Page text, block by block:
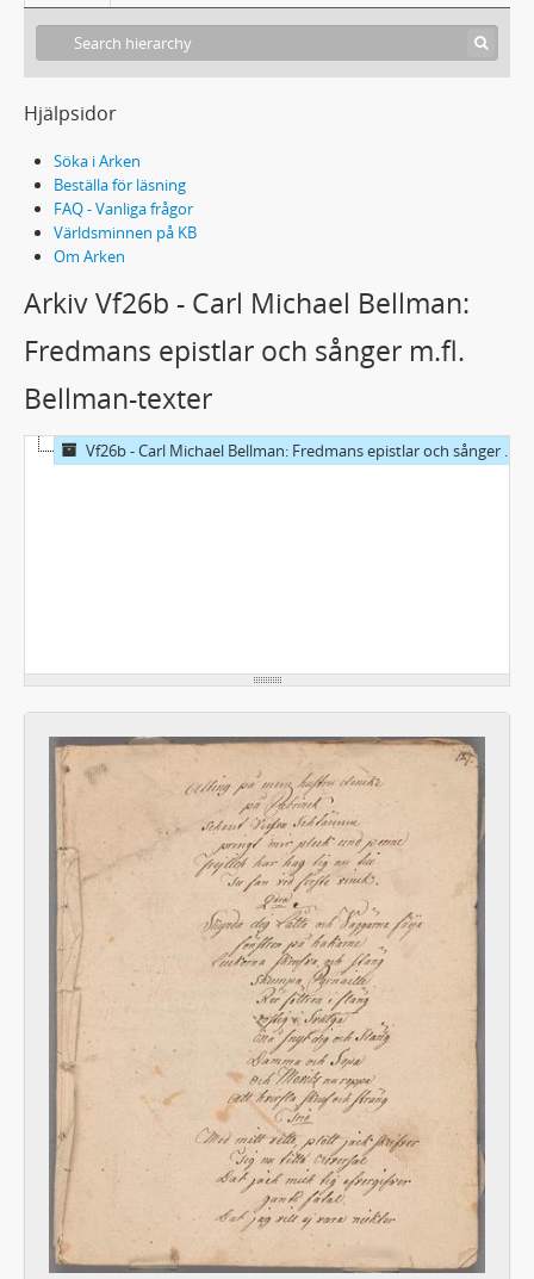
Hjälpsidor
Söka i Arken
Beställa för läsning
FAQ - Vanliga frågor
Världsminnen på KB
Om Arken
Arkiv Vf26b - Carl Michael Bellman:
Fredmans epistlar och sånger m.fl.
Bellman-texter
Vf26b - Carl Michael Bellman: Fredmans epistlar och sånger m.fl. Bellman-texter